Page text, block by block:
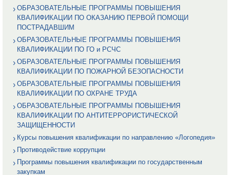
ОБРАЗОВАТЕЛЬНЫЕ ПРОГРАММЫ ПОВЫШЕНИЯ
КВАЛИФИКАЦИИ ПО ОКАЗАНИЮ ПЕРВОЙ ПОМОЩИ
ПОСТРАДАВШИМ
ОБРАЗОВАТЕЛЬНЫЕ ПРОГРАММЫ ПОВЫШЕНИЯ
КВАЛИФИКАЦИИ ПО ГО и РСЧС
ОБРАЗОВАТЕЛЬНЫЕ ПРОГРАММЫ ПОВЫШЕНИЯ
КВАЛИФИКАЦИИ ПО ПОЖАРНОЙ БЕЗОПАСНОСТИ
ОБРАЗОВАТЕЛЬНЫЕ ПРОГРАММЫ ПОВЫШЕНИЯ
КВАЛИФИКАЦИИ ПО ОХРАНЕ ТРУДА
ОБРАЗОВАТЕЛЬНЫЕ ПРОГРАММЫ ПОВЫШЕНИЯ
КВАЛИФИКАЦИИ ПО АНТИТЕРРОРИСТИЧЕСКОЙ
ЗАЩИЩЕННОСТИ
Курсы повышения квалификации по направлению «Логопедия»
Противодействие коррупции
Программы повышения квалификации по государственным
закупкам